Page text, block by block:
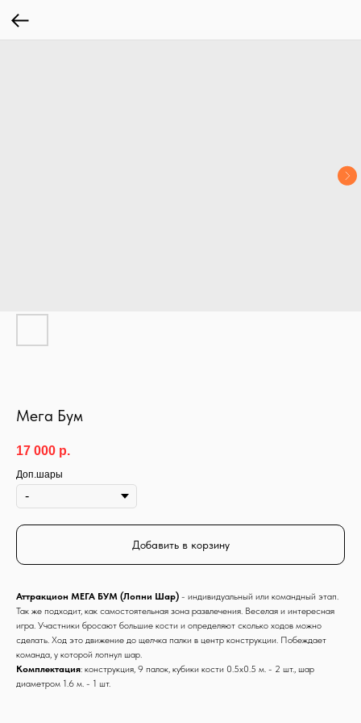
Мега Бум
17 000 р.
Доп.шары
Добавить в корзину
Аттракцион МЕГА БУМ (Лопни Шар) - индивидуальный или командный этап.
Так же подходит, как самостоятельная зона развлечения. Веселая и интересная
игра. Участники бросают большие кости и определяют сколько ходов можно
сделать. Ход это движение до щелчка палки в центр конструкции. Побеждает
команда, у которой лопнул шар.
Комплектация: конструкция, 9 палок, кубики кости 0.5х0.5 м. - 2 шт., шар
диаметром 1.6 м. - 1 шт.